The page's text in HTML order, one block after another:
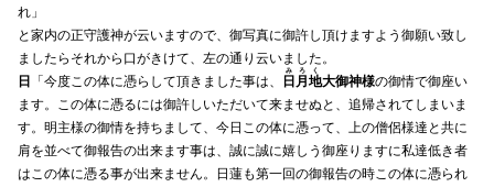
れ」
と家内の正守護神が云いますので、御写真に御許し頂けますよう御願い致し
ましたらそれから口がきけて、左の通り云いました。
日
「今度この体に憑らして頂きました事は、 日月地
みろく
大御神様の御情で御座い
ます。この体に憑るには御許しいただいて来ませぬと、追帰されてしまいま
す。明主様の御情を持ちまして、今日この体に憑って、上の僧侶様達と共に
肩を並べて御報告の出来ます事は、誠に誠に嬉しう御座りますに私達低き者
はこの体に憑る事が出来ません。日蓮も第一回の御報告の時この体に憑られ